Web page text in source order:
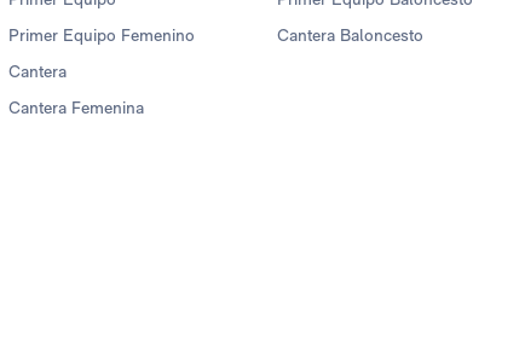
Primer Equipo Femenino
Cantera
Cantera Femenina
Cantera Baloncesto